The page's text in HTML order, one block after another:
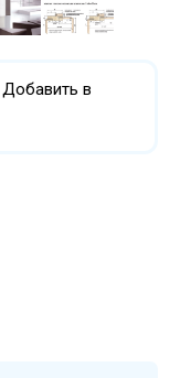
Добавить в